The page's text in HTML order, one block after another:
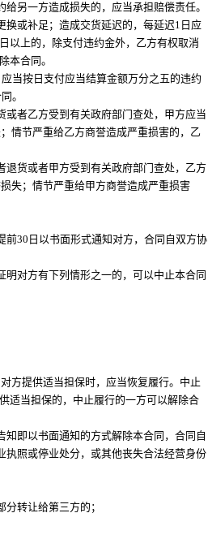
另一方造成损失的，应当承担赔偿责任。
或补足；造成交货延迟的，每延迟1日应
以上的，除支付违约金外，乙方有权取消
本合同。
当按日支付应当结算金额万分之五的违约
。
者乙方受到有关政府部门查处，甲方应当
情节严重给乙方商誉造成严重损害的，乙
货或者甲方受到有关政府部门查处，乙方
失；情节严重给甲方商誉造成严重损害
前30日以书面形式通知对方，合同自双方协
对方有下列情形之一的，可以中止本合同
方提供适当担保时，应当恢复履行。中止
适当担保的，中止履行的一方可以解除合
即以书面通知的方式解除本合同，合同自
照或停业处分，或其他丧失合法经营身份
转让给第三方的；